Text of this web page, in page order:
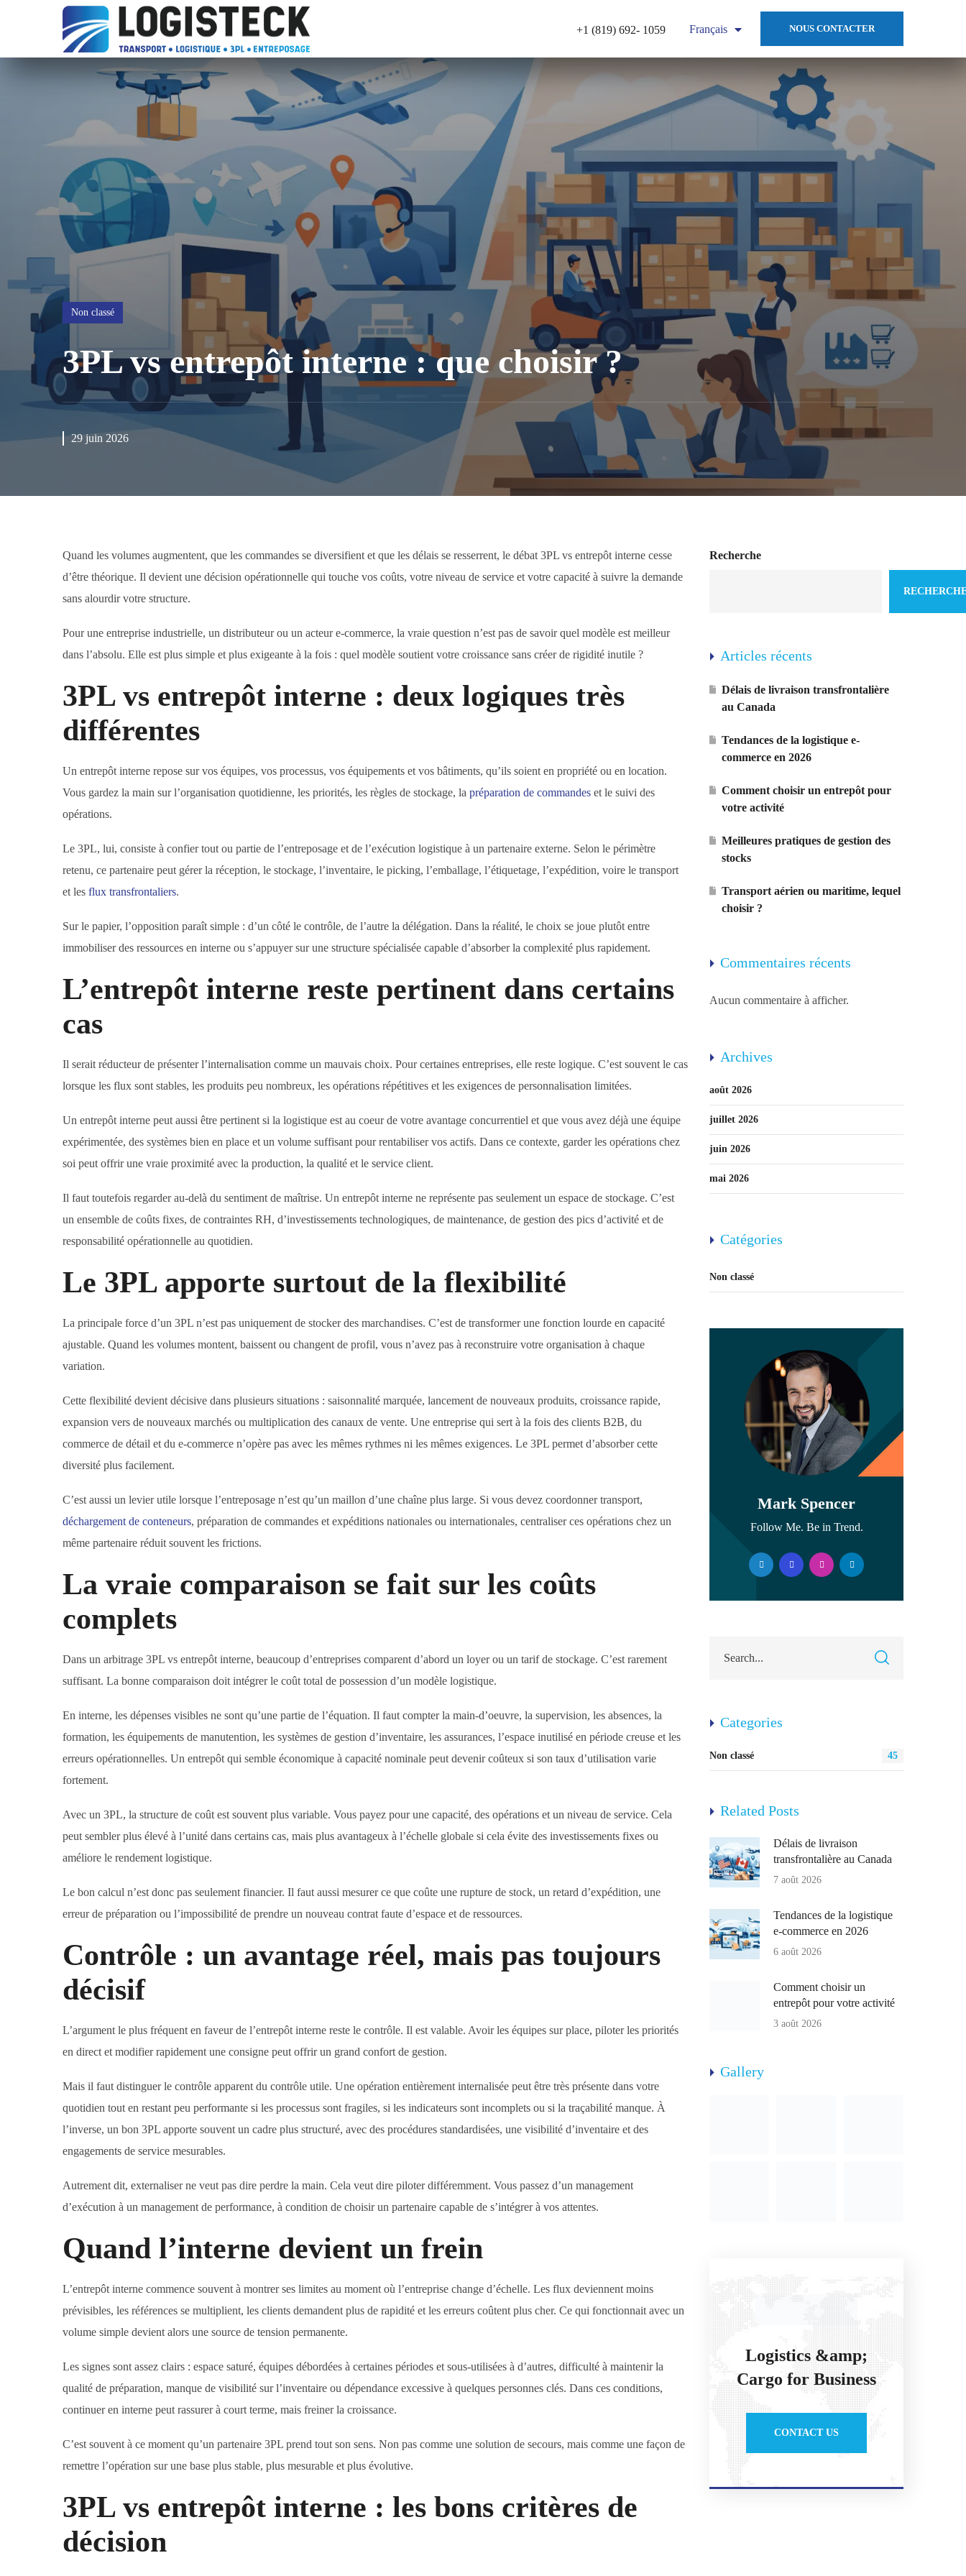
+1 (819) 692- 1059 Français
English NOUS CONTACTER
Non classé
3PL vs entrepôt interne : que choisir ?
29 juin 2026
Quand les volumes augmentent, que les commandes se diversifient et que les délais se resserrent, le débat 3PL vs entrepôt interne cesse
d’être théorique. Il devient une décision opérationnelle qui touche vos coûts, votre niveau de service et votre capacité à suivre la demande
sans alourdir votre structure.
Pour une entreprise industrielle, un distributeur ou un acteur e-commerce, la vraie question n’est pas de savoir quel modèle est meilleur
dans l’absolu. Elle est plus simple et plus exigeante à la fois : quel modèle soutient votre croissance sans créer de rigidité inutile ?
3PL vs entrepôt interne : deux logiques très
différentes
Un entrepôt interne repose sur vos équipes, vos processus, vos équipements et vos bâtiments, qu’ils soient en propriété ou en location.
Vous gardez la main sur l’organisation quotidienne, les priorités, les règles de stockage, la préparation de commandes et le suivi des
opérations.
Le 3PL, lui, consiste à confier tout ou partie de l’entreposage et de l’exécution logistique à un partenaire externe. Selon le périmètre
retenu, ce partenaire peut gérer la réception, le stockage, l’inventaire, le picking, l’emballage, l’étiquetage, l’expédition, voire le transport
et les flux transfrontaliers.
Sur le papier, l’opposition paraît simple : d’un côté le contrôle, de l’autre la délégation. Dans la réalité, le choix se joue plutôt entre
immobiliser des ressources en interne ou s’appuyer sur une structure spécialisée capable d’absorber la complexité plus rapidement.
L’entrepôt interne reste pertinent dans certains
cas
Il serait réducteur de présenter l’internalisation comme un mauvais choix. Pour certaines entreprises, elle reste logique. C’est souvent le cas
lorsque les flux sont stables, les produits peu nombreux, les opérations répétitives et les exigences de personnalisation limitées.
Un entrepôt interne peut aussi être pertinent si la logistique est au coeur de votre avantage concurrentiel et que vous avez déjà une équipe
expérimentée, des systèmes bien en place et un volume suffisant pour rentabiliser vos actifs. Dans ce contexte, garder les opérations chez
soi peut offrir une vraie proximité avec la production, la qualité et le service client.
Il faut toutefois regarder au-delà du sentiment de maîtrise. Un entrepôt interne ne représente pas seulement un espace de stockage. C’est
un ensemble de coûts fixes, de contraintes RH, d’investissements technologiques, de maintenance, de gestion des pics d’activité et de
responsabilité opérationnelle au quotidien.
Le 3PL apporte surtout de la flexibilité
La principale force d’un 3PL n’est pas uniquement de stocker des marchandises. C’est de transformer une fonction lourde en capacité
ajustable. Quand les volumes montent, baissent ou changent de profil, vous n’avez pas à reconstruire votre organisation à chaque
variation.
Cette flexibilité devient décisive dans plusieurs situations : saisonnalité marquée, lancement de nouveaux produits, croissance rapide,
expansion vers de nouveaux marchés ou multiplication des canaux de vente. Une entreprise qui sert à la fois des clients B2B, du
commerce de détail et du e-commerce n’opère pas avec les mêmes rythmes ni les mêmes exigences. Le 3PL permet d’absorber cette
diversité plus facilement.
C’est aussi un levier utile lorsque l’entreposage n’est qu’un maillon d’une chaîne plus large. Si vous devez coordonner transport,
déchargement de conteneurs, préparation de commandes et expéditions nationales ou internationales, centraliser ces opérations chez un
même partenaire réduit souvent les frictions.
La vraie comparaison se fait sur les coûts
complets
Dans un arbitrage 3PL vs entrepôt interne, beaucoup d’entreprises comparent d’abord un loyer ou un tarif de stockage. C’est rarement
suffisant. La bonne comparaison doit intégrer le coût total de possession d’un modèle logistique.
En interne, les dépenses visibles ne sont qu’une partie de l’équation. Il faut compter la main-d’oeuvre, la supervision, les absences, la
formation, les équipements de manutention, les systèmes de gestion d’inventaire, les assurances, l’espace inutilisé en période creuse et les
erreurs opérationnelles. Un entrepôt qui semble économique à capacité nominale peut devenir coûteux si son taux d’utilisation varie
fortement.
Avec un 3PL, la structure de coût est souvent plus variable. Vous payez pour une capacité, des opérations et un niveau de service. Cela
peut sembler plus élevé à l’unité dans certains cas, mais plus avantageux à l’échelle globale si cela évite des investissements fixes ou
améliore le rendement logistique.
Le bon calcul n’est donc pas seulement financier. Il faut aussi mesurer ce que coûte une rupture de stock, un retard d’expédition, une
erreur de préparation ou l’impossibilité de prendre un nouveau contrat faute d’espace et de ressources.
Contrôle : un avantage réel, mais pas toujours
décisif
L’argument le plus fréquent en faveur de l’entrepôt interne reste le contrôle. Il est valable. Avoir les équipes sur place, piloter les priorités
en direct et modifier rapidement une consigne peut offrir un grand confort de gestion.
Mais il faut distinguer le contrôle apparent du contrôle utile. Une opération entièrement internalisée peut être très présente dans votre
quotidien tout en restant peu performante si les processus sont fragiles, si les indicateurs sont incomplets ou si la traçabilité manque. À
l’inverse, un bon 3PL apporte souvent un cadre plus structuré, avec des procédures standardisées, une visibilité d’inventaire et des
engagements de service mesurables.
Autrement dit, externaliser ne veut pas dire perdre la main. Cela veut dire piloter différemment. Vous passez d’un management
d’exécution à un management de performance, à condition de choisir un partenaire capable de s’intégrer à vos attentes.
Quand l’interne devient un frein
L’entrepôt interne commence souvent à montrer ses limites au moment où l’entreprise change d’échelle. Les flux deviennent moins
prévisibles, les références se multiplient, les clients demandent plus de rapidité et les erreurs coûtent plus cher. Ce qui fonctionnait avec un
volume simple devient alors une source de tension permanente.
Les signes sont assez clairs : espace saturé, équipes débordées à certaines périodes et sous-utilisées à d’autres, difficulté à maintenir la
qualité de préparation, manque de visibilité sur l’inventaire ou dépendance excessive à quelques personnes clés. Dans ces conditions,
continuer en interne peut rassurer à court terme, mais freiner la croissance.
C’est souvent à ce moment qu’un partenaire 3PL prend tout son sens. Non pas comme une solution de secours, mais comme une façon de
remettre l’opération sur une base plus stable, plus mesurable et plus évolutive.
3PL vs entrepôt interne : les bons critères de
décision
Recherche
Articles récents
Délais de livraison transfrontalière
au Canada
Tendances de la logistique e-
commerce en 2026
Comment choisir un entrepôt pour
votre activité
Meilleures pratiques de gestion des
stocks
Transport aérien ou maritime, lequel
choisir ?
Commentaires récents
Aucun commentaire à afficher.
Archives
août 2026
juillet 2026
juin 2026
mai 2026
Catégories
Non classé
Mark Spencer
Follow Me. Be in Trend.
Categories
Non classé 45
Related Posts
Délais de livraison
transfrontalière au Canada
7 août 2026
Tendances de la logistique
e-commerce en 2026
6 août 2026
Comment choisir un
entrepôt pour votre activité
3 août 2026
Gallery
Logistics &amp;
Cargo for Business
CONTACT US